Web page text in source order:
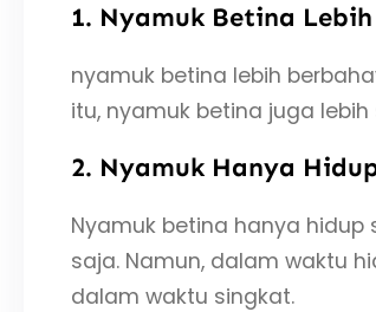
1. Nyamuk Betina
nyamuk betina lebih
itu, nyamuk betina juga
2. Nyamuk Hanya
Nyamuk betina hanya
saja. Namun, dalam waktu
dalam waktu singkat.